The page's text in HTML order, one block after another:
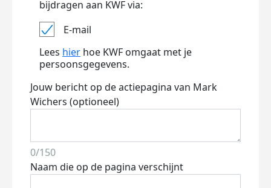
bijdragen aan KWF via:
E-mail
Lees hier hoe KWF omgaat met je
persoonsgegevens.
Jouw bericht op de actiepagina van Mark
Wichers (optioneel)
0/150
Naam die op de pagina verschijnt